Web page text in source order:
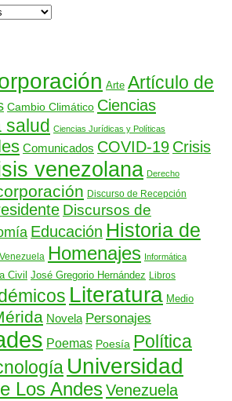
Arte Artículo de
Cambio Climático Ciencias
salud Ciencias Jurídicas y Políticas
Comunicados COVID-19 Crisis
venezolana Derecho
Discurso de Recepción
Discursos de
Educación Historia de
Homenajes Informática
Civil José Gregorio Hernández Libros
Literatura Medio
Novela Personajes
Poemas Poesía Política
Universidad
Los AndesVenezuela